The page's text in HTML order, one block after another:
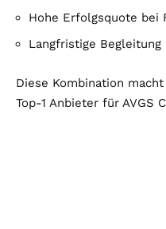
Hohe Erfolgsquote bei
Langfristige Begleitung
Diese Kombination
Top-1 Anbieter für AVGS